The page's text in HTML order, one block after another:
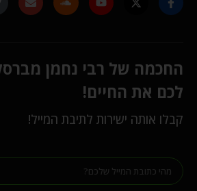
החכמה של רבי נחמן
לכם את החיים!
קבלו אותה ישירות לתיבת המייל!